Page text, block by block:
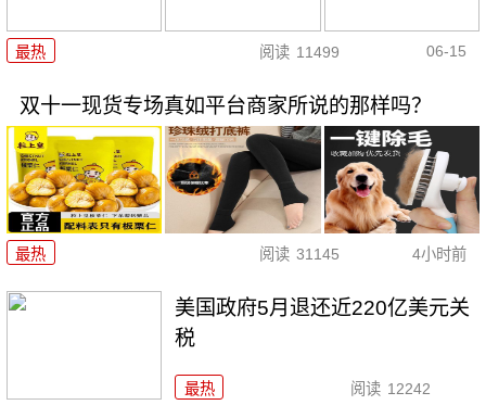
最热 阅读 11499 06-15
双十一现货专场真如平台商家所说的那样吗？
最热 阅读 31145 4小时前
美国政府5月退还近220亿美元关
税
最热 阅读 12242